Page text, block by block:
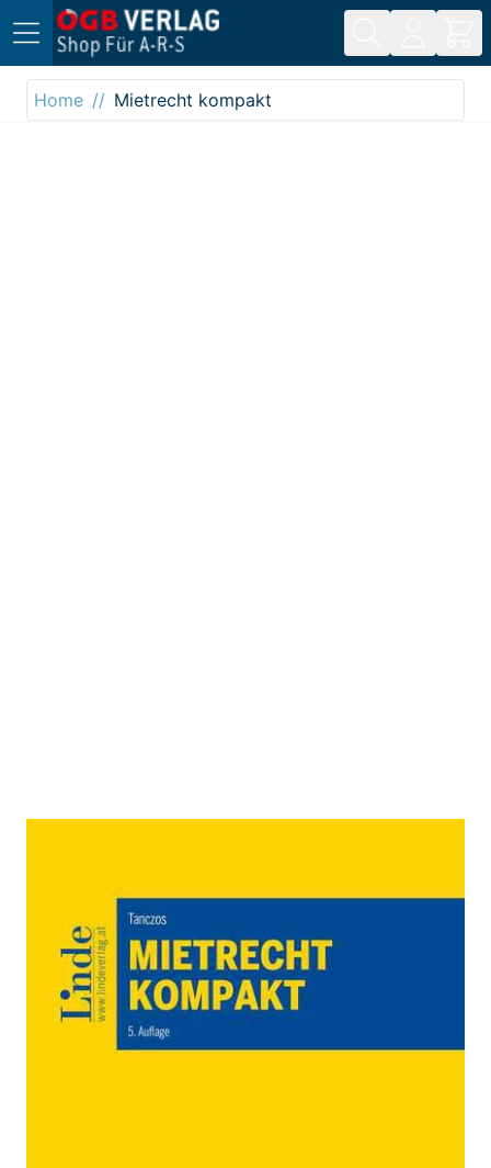
Direkt zum Inhalt
Home
Mietrecht kompakt
Zur Wunschliste hinzufügen
VonAlfred Tanczos
Verlag: Linde Verlag
31.03.2022